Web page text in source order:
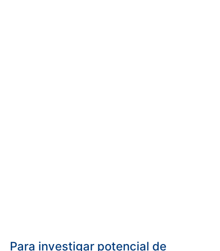
Para investigar potencial de